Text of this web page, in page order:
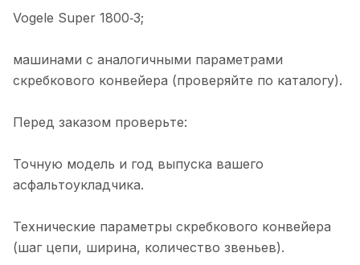
Vogele Super 1800‑3;
машинами с аналогичными параметрами
скребкового конвейера (проверяйте по каталогу).
Перед заказом проверьте:
Точную модель и год выпуска вашего
асфальтоукладчика.
Технические параметры скребкового конвейера
(шаг цепи, ширина, количество звеньев).